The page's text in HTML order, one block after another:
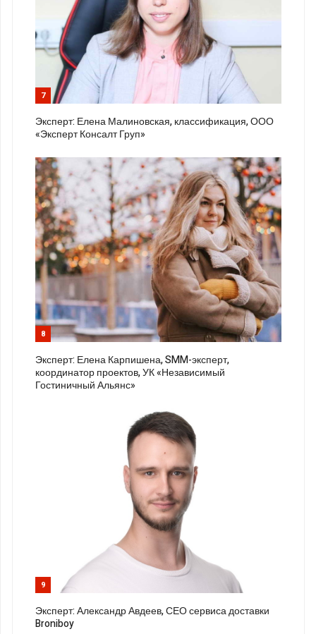
7
Эксперт: Елена Малиновская, классификация, ООО
«Эксперт Консалт Груп»
8
Эксперт: Елена Карпишена, SMM-эксперт,
координатор проектов, УК «Независимый
Гостиничный Альянс»
9
Эксперт: Александр Авдеев, СЕО сервиса доставки
Broniboy